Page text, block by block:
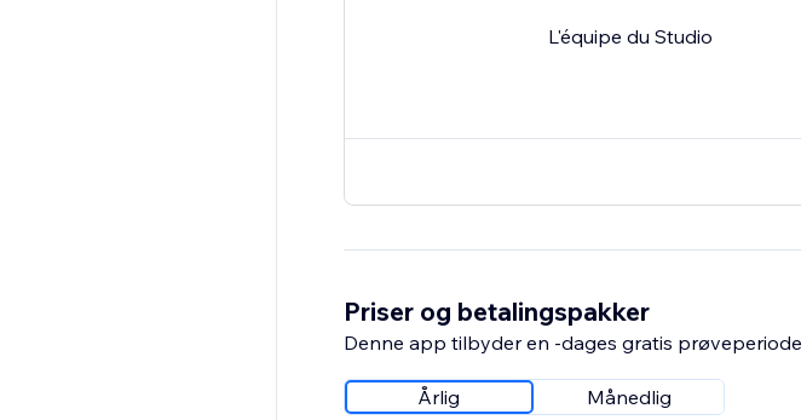
L'équipe du Studio
Priser og betalingspakker
Denne app tilbyder en -dages gratis prøveperiode
Årlig Månedlig